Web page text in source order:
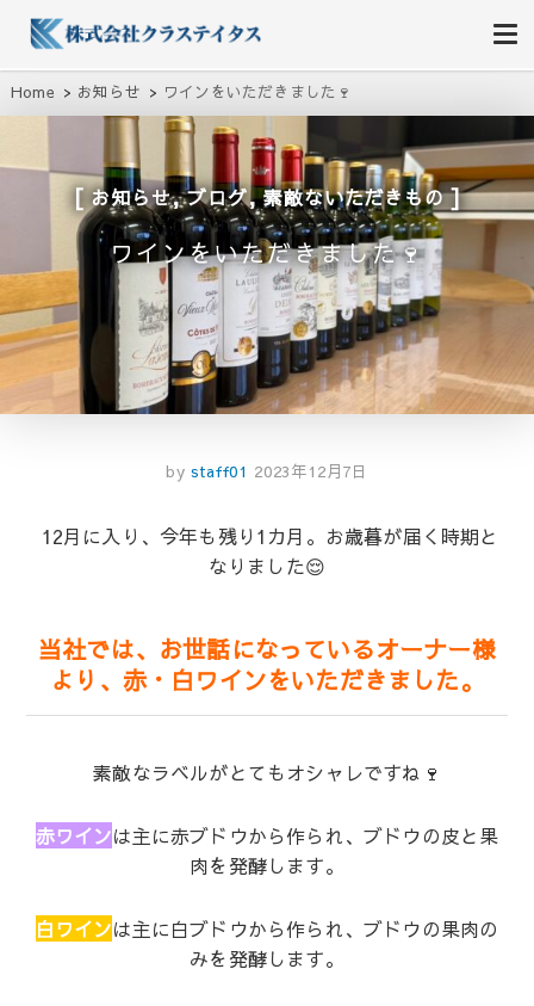
株式会社クラステイタス
地域のコミュニティーを大切にする企業
Home お知らせ ワインをいただきました🍷
お知らせ,ブログ,素敵ないただきもの
ワインをいただきました🍷
by staff01 2023年12月7日
12月に入り、今年も残り1カ月。お歳暮が届く時期と
なりました😌
当社では、お世話になっているオーナー様
より、赤・白ワインをいただきました。
素敵なラベルがとてもオシャレですね🍷
赤ワインは主に赤ブドウから作られ、ブドウの皮と果
肉を発酵します。
白ワインは主に白ブドウから作られ、ブドウの果肉の
みを発酵します。